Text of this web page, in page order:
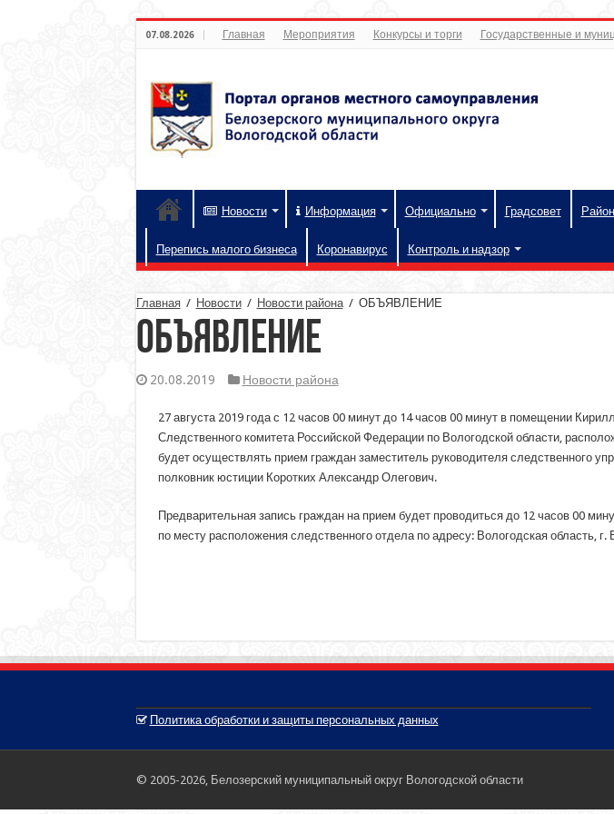
07.08.2026 Главная Мероприятия Конкурсы и торги Государственные и
Новости Информация Официально Градсовет Район
Перепись малого бизнеса Коронавирус Контроль и надзор
Главная / Новости / Новости района / ОБЪЯВЛЕНИЕ
ОБЪЯВЛЕНИЕ
20.08.2019 Новости района
27 августа 2019 года с 12 часов 00 минут до 14 часов 00 минут в помещении
Следственного комитета Российской Федерации по Вологодской области,
будет осуществлять прием граждан заместитель руководителя следственного
полковник юстиции Коротких Александр Олегович.
Предварительная запись граждан на прием будет проводиться до 12 часов 00
по месту расположения следственного отдела по адресу: Вологодская область,
Политика обработки и защиты персональных данных
© 2005-2026, Белозерский муниципальный округ Вологодской области